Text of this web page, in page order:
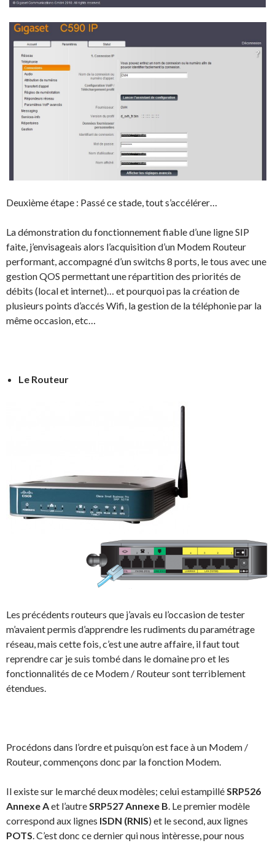
Deuxième étape : Passé ce stade, tout s’accélérer…
La démonstration du fonctionnement fiable d’une ligne SIP
faite, j’envisageais alors l’acquisition d’un Modem Routeur
performant, accompagné d’un switchs 8 ports, le tous avec une
gestion QOS permettant une répartition des priorités de
débits (local et internet)… et pourquoi pas la création de
plusieurs points d’accés Wifi, la gestion de la téléphonie par la
même occasion, etc…
Le Routeur
Les précédents routeurs que j’avais eu l’occasion de tester
m’avaient permis d’apprendre les rudiments du paramétrage
réseau, mais cette fois, c’est une autre affaire, il faut tout
reprendre car je suis tombé dans le domaine pro et les
fonctionnalités de ce Modem / Routeur sont terriblement
étendues.
Procédons dans l’ordre et puisqu’on est face à un Modem /
Routeur, commençons donc par la fonction Modem.
Il existe sur le marché deux modèles; celui estampillé SRP526
Annexe Aet l’autre SRP527 Annexe B . Le premier modèle
correspond aux lignes ISDN (RNIS) et le second, aux lignes
POTS . C’est donc ce dernier qui nous intèresse, pour nous